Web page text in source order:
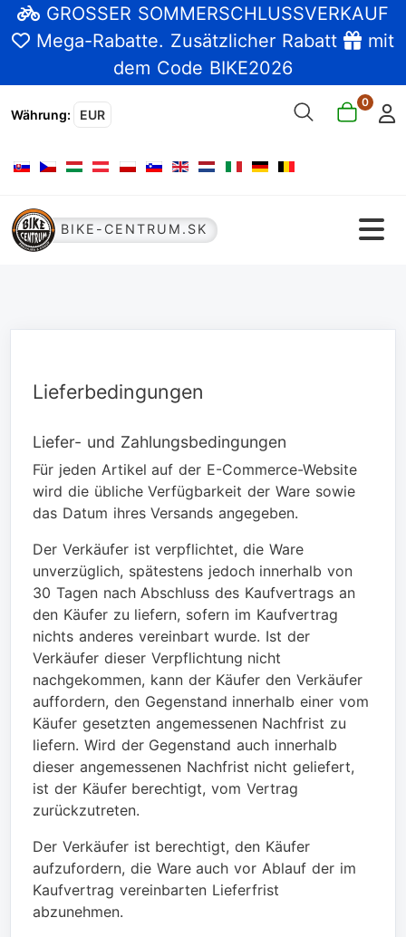
GROSSER SOMMERSCHLUSSVERKAUF
Mega-Rabatte. Zusätzlicher Rabatt
mit
dem Code BIKE2026
Währung: EUR
0
Sprache auswählen
BIKE-CENTRUM.SK
Lieferbedingungen
Liefer- und Zahlungsbedingungen
Für jeden Artikel auf der E-Commerce-Website
wird die übliche Verfügbarkeit der Ware sowie
das Datum ihres Versands angegeben.
Der Verkäufer ist verpflichtet, die Ware
unverzüglich, spätestens jedoch innerhalb von
30 Tagen nach Abschluss des Kaufvertrags an
den Käufer zu liefern, sofern im Kaufvertrag
nichts anderes vereinbart wurde. Ist der
Verkäufer dieser Verpflichtung nicht
nachgekommen, kann der Käufer den Verkäufer
auffordern, den Gegenstand innerhalb einer vom
Käufer gesetzten angemessenen Nachfrist zu
liefern. Wird der Gegenstand auch innerhalb
dieser angemessenen Nachfrist nicht geliefert,
ist der Käufer berechtigt, vom Vertrag
zurückzutreten.
Der Verkäufer ist berechtigt, den Käufer
aufzufordern, die Ware auch vor Ablauf der im
Kaufvertrag vereinbarten Lieferfrist
abzunehmen.